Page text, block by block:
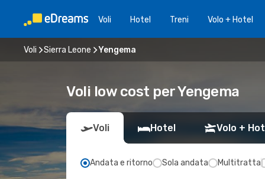
Voli Hotel Treni Volo + Hotel
Voli Sierra Leone Yengema
Voli low cost per Yengema
Voli Hotel Volo +
Andata e ritorno Sola andata Multitratta